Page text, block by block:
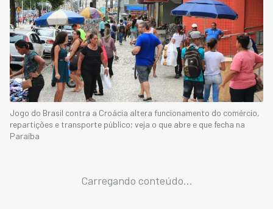
Jogo do Brasil contra a Croácia altera funcionamento do comércio,
repartições e transporte público; veja o que abre e que fecha na
Paraíba
Carregando conteúdo...